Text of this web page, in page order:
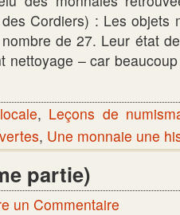
Cordiers) : Les objets
de 27. Leur état
nettoyage – car
, Leçons de
, Une monnaie une
partie)
un Commentaire